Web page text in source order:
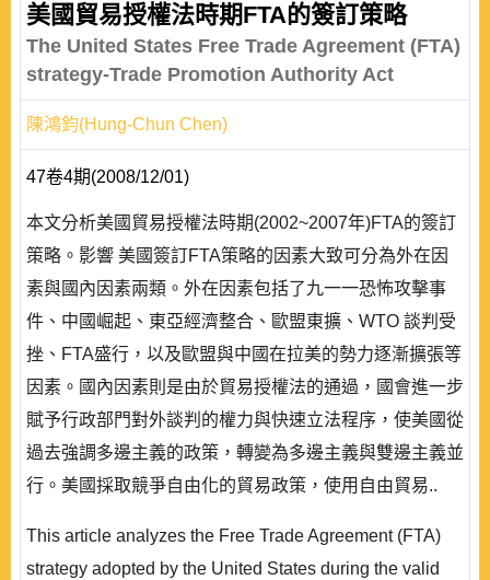
美國貿易授權法時期FTA的簽訂策略
The United States Free Trade Agreement (FTA)
strategy-Trade Promotion Authority Act
陳鴻鈞(Hung-Chun Chen)
47卷4期(2008/12/01)
本文分析美國貿易授權法時期(2002~2007年)FTA的簽訂
策略。影響 美國簽訂FTA策略的因素大致可分為外在因
素與國內因素兩類。外在因素包括了九一一恐怖攻擊事
件、中國崛起、東亞經濟整合、歐盟東擴、WTO 談判受
挫、FTA盛行，以及歐盟與中國在拉美的勢力逐漸擴張等
因素。國內因素則是由於貿易授權法的通過，國會進一步
賦予行政部門對外談判的權力與快速立法程序，使美國從
過去強調多邊主義的政策，轉變為多邊主義與雙邊主義並
行。美國採取競爭自由化的貿易政策，使用自由貿易..
This article analyzes the Free Trade Agreement (FTA)
strategy adopted by the United States during the valid